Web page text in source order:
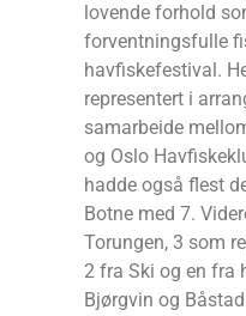
lovende forhold
forventningsfulle
havfiskefestival.
representert i
samarbeide
og Oslo
hadde også flest
Botne med 7.
Torungen, 3 som
2 fra Ski og en fra
Bjørgvin og